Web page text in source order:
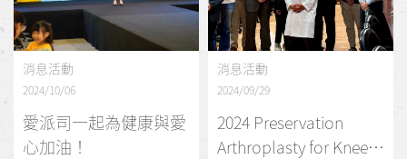
消息活動
2024/10/06
愛派司一起為健康與愛
心加油！
消息活動
2024/09/29
2024 Preservation
Arthroplasty for Knee